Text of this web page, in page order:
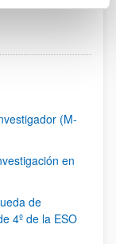
(M-
en
de
4º de la ESO